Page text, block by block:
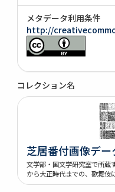
メタデータ利用条件
http://
コレクション名
芝居番付画像デー
文学部・国文学研究室で所蔵
から大正時代までの、歌舞伎